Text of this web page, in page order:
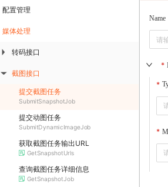
配置管理
媒体处理
▶ 转码接口
▶ 截图接口
提交截图任务
SubmitSnapshotJob
提交动图任务
SubmitDynamicImageJob
获取截图任务输出URL
GetSnapshotUrls
查询截图任务详细信息
GetSnapshotJob
Name